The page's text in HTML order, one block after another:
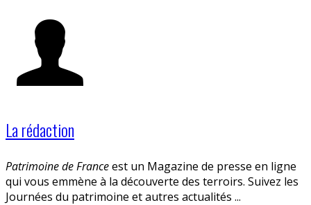
La rédaction
Patrimoine de Franceest un Magazine de presse en ligne
qui vous emmène à la découverte des terroirs. Suivez les
Journées du patrimoine et autres actualités ...